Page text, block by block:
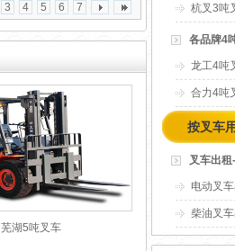
3 4 5 6 7
芜湖5吨叉车
杭叉3吨
各品牌4
龙工4吨
合力4吨
按叉车
叉车出
电动叉
柴油叉